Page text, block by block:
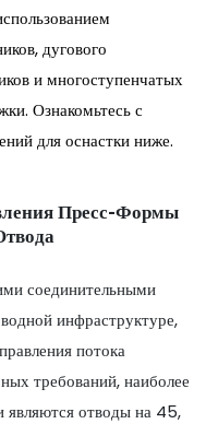
дугового
и многоступенчатых
Ознакомьтесь с
для оснастки ниже.
Пресс-Формы
соединительными
инфраструктуре,
потока
требований, наиболее
являются отводы на 45,